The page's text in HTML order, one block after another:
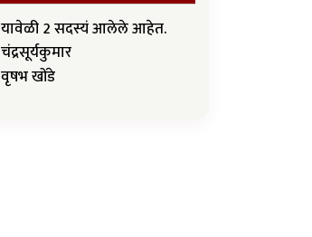
यावेळी 2 सदस्यं आलेले आहेत.
चंद्रसूर्यकुमार
वृषभ खोंडे